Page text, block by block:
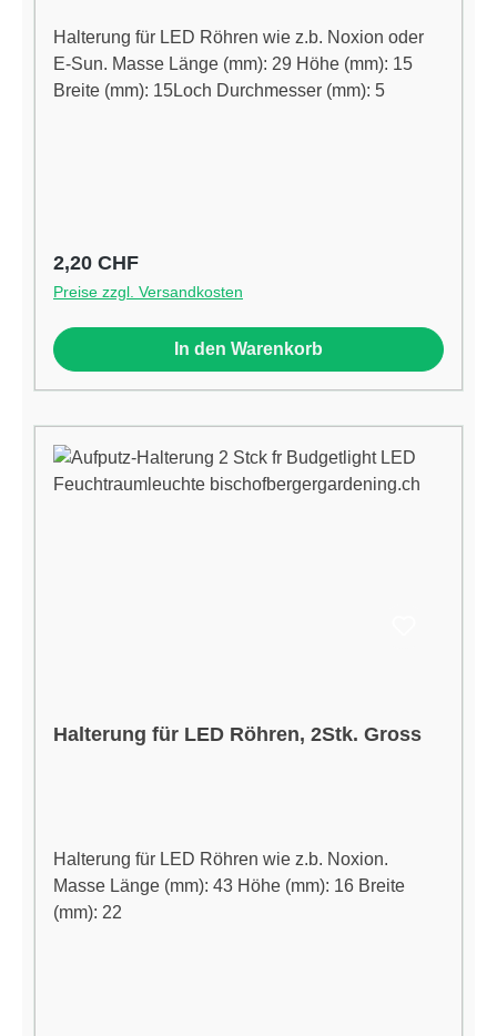
Halterung für LED Röhren wie z.b. Noxion oder
E-Sun. Masse Länge (mm): 29 Höhe (mm): 15
Breite (mm): 15Loch Durchmesser (mm): 5
Regulärer Preis:
2,20 CHF
Preise zzgl. Versandkosten
In den Warenkorb
Halterung für LED Röhren, 2Stk. Gross
Halterung für LED Röhren wie z.b. Noxion.
Masse Länge (mm): 43 Höhe (mm): 16 Breite
(mm): 22